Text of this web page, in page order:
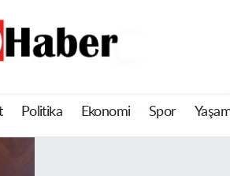
Politika Ekonomi Spor